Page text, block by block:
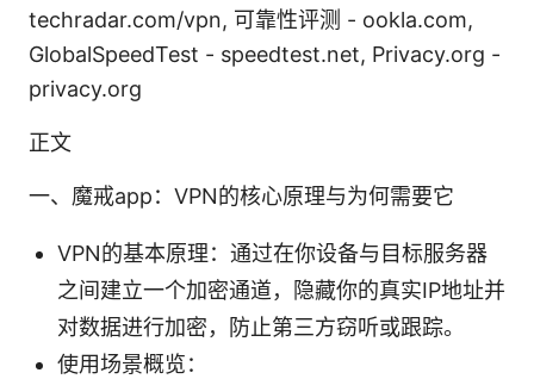
techradar.com/vpn, 可靠性评测 - ookla.com,
GlobalSpeedTest - speedtest.net, Privacy.org -
privacy.org
正文
一、魔戒app：VPN的核心原理与为何需要它
VPN的基本原理：通过在你设备与目标服务器
之间建立一个加密通道，隐藏你的真实IP地址并
对数据进行加密，防止第三方窃听或跟踪。
使用场景概览：